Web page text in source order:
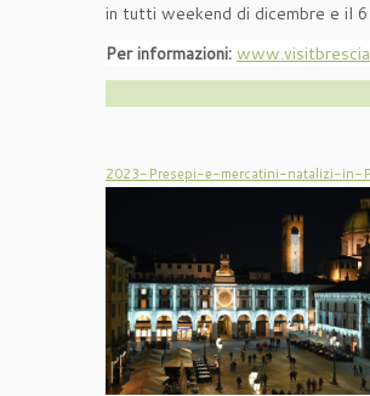
in tutti weekend di dicembre e il
Per informazioni:
2023-Presepi-e-mercatini-natalizi-in-